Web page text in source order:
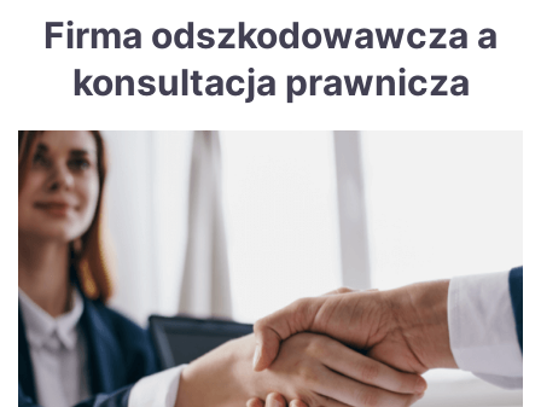
Firma odszkodowawcza a
konsultacja prawnicza